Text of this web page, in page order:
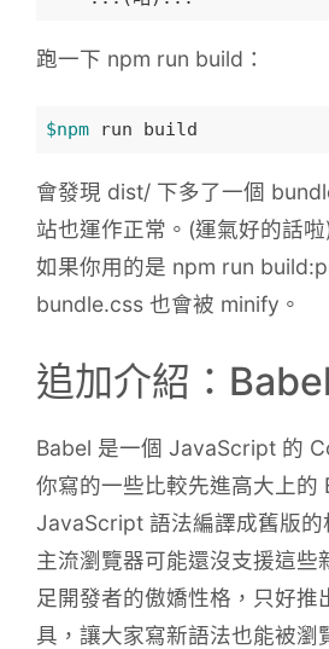
跑一下 npm run build：
$npm
會發現 dist/ 下多了一個
站也運作正常。(運氣好的話啦
如果你用的是 npm run
bundle.css 也會被 minify。
追加介紹：Babel
Babel 是一個 JavaScript 的
你寫的一些比較先進高大上的
JavaScript 語法編譯成舊版的
主流瀏覽器可能還沒支援這些
足開發者的傲嬌性格，只好推
具，讓大家寫新語法也能被瀏